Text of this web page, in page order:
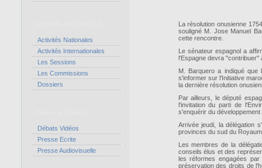
Activités Nationales
Activités Internationales
Les Sessions
Les Commissions
Dossiers
Débats Vidéos
Presse Ecrite
Presse Audiovisuelle
La résolution onusienne
souligné M. Jose Manuel
cette rencontre.
Le sénateur espagnol a
l'Espagne devra "contribuer"
M. Barquero a indiqué
s'informer sur l'Initiative
la dernière résolution
Par ailleurs, le député
l'invitation du parti de
s'enquérir du
Arrivée jeudi, la délégation
provinces du sud du
Les membres de la
conseils élus et des
les réformes engagées
préservation des droits de